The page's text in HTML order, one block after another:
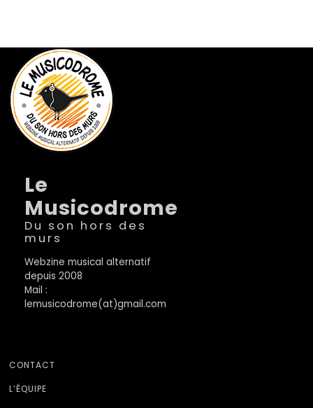
Le
Musicodrome
Du son hors des
murs
Webzine musical alternatif
depuis 2008
Mail :
lemusicodrome(at)gmail.com
CONTACT
L’ÉQUIPE